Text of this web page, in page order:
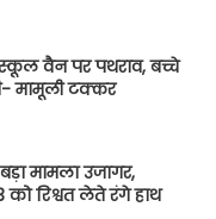
स्कूल वैन पर पथराव, बच्चे
मामूली टक्कर
मामला उजागर,
रिश्वत लेते रंगे हाथ